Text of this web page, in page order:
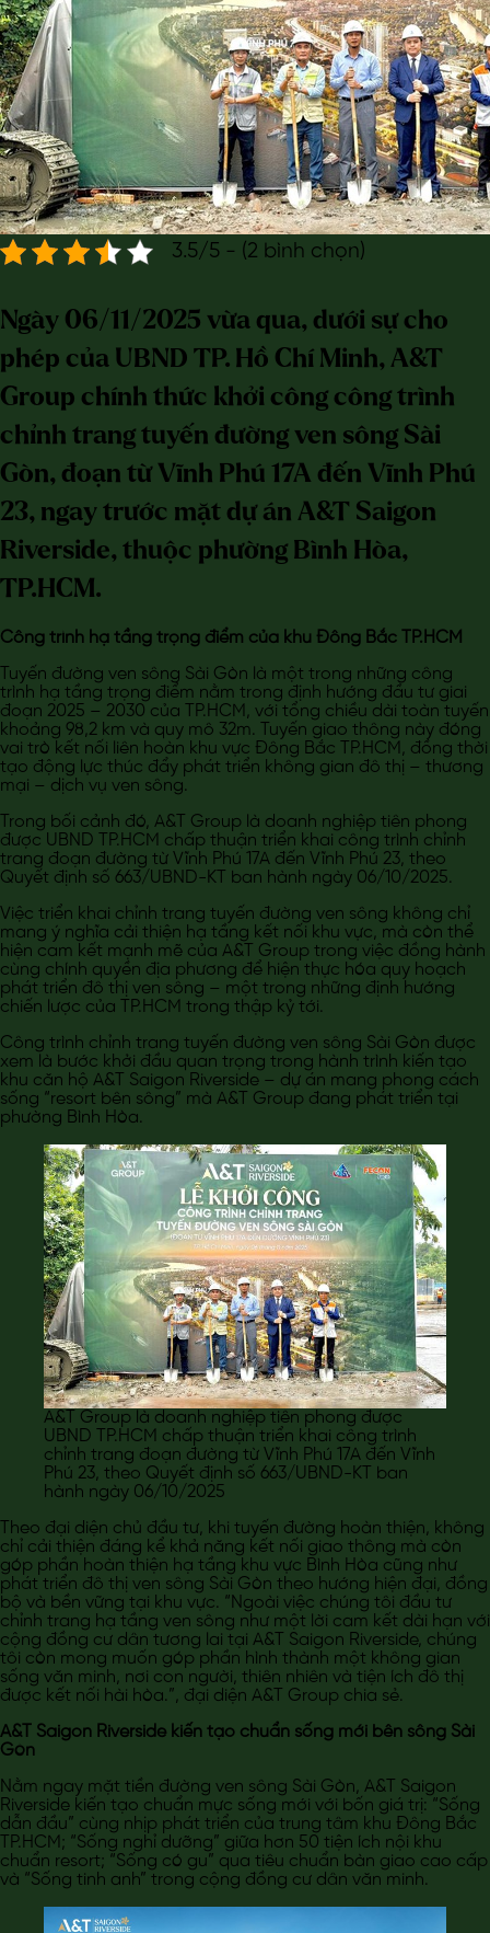
3.5/5 - (2 bình chọn)
Ngày 06/11/2025 vừa qua, dưới sự cho
phép của UBND TP. Hồ Chí Minh, A&T
Group chính thức khởi công công trình
chỉnh trang tuyến đường ven sông Sài
Gòn, đoạn từ Vĩnh Phú 17A đến Vĩnh Phú
23, ngay trước mặt dự án A&T Saigon
Riverside, thuộc phường Bình Hòa,
TP.HCM.
Công trình hạ tầng trọng điểm của khu Đông Bắc TP.HCM
Tuyến đường ven sông Sài Gòn là một trong những công
trình hạ tầng trọng điểm nằm trong định hướng đầu tư giai
đoạn 2025 – 2030 của TP.HCM, với tổng chiều dài toàn tuyến
khoảng 98,2 km và quy mô 32m. Tuyến giao thông này đóng
vai trò kết nối liên hoàn khu vực Đông Bắc TP.HCM, đồng thời
tạo động lực thúc đẩy phát triển không gian đô thị – thương
mại – dịch vụ ven sông.
Trong bối cảnh đó, A&T Group là doanh nghiệp tiên phong
được UBND TP.HCM chấp thuận triển khai công trình chỉnh
trang đoạn đường từ Vĩnh Phú 17A đến Vĩnh Phú 23, theo
Quyết định số 663/UBND-KT ban hành ngày 06/10/2025.
Việc triển khai chỉnh trang tuyến đường ven sông không chỉ
mang ý nghĩa cải thiện hạ tầng kết nối khu vực, mà còn thể
hiện cam kết mạnh mẽ của A&T Group trong việc đồng hành
cùng chính quyền địa phương để hiện thực hóa quy hoạch
phát triển đô thị ven sông – một trong những định hướng
chiến lược của TP.HCM trong thập kỷ tới.
Công trình chỉnh trang tuyến đường ven sông Sài Gòn được
xem là bước khởi đầu quan trọng trong hành trình kiến tạo
khu căn hộ A&T Saigon Riverside – dự án mang phong cách
sống “resort bên sông” mà A&T Group đang phát triển tại
phường Bình Hòa.
A&T Group là doanh nghiệp tiên phong được
UBND TP.HCM chấp thuận triển khai công trình
chỉnh trang đoạn đường từ Vĩnh Phú 17A đến Vĩnh
Phú 23, theo Quyết định số 663/UBND-KT ban
hành ngày 06/10/2025
Theo đại diện chủ đầu tư, khi tuyến đường hoàn thiện, không
chỉ cải thiện đáng kể khả năng kết nối giao thông mà còn
góp phần hoàn thiện hạ tầng khu vực Bình Hòa cũng như
phát triển đô thị ven sông Sài Gòn theo hướng hiện đại, đồng
bộ và bền vững tại khu vực. “Ngoài việc chúng tôi đầu tư
chỉnh trang hạ tầng ven sông như một lời cam kết dài hạn với
cộng đồng cư dân tương lai tại A&T Saigon Riverside, chúng
tôi còn mong muốn góp phần hình thành một không gian
sống văn minh, nơi con người, thiên nhiên và tiện ích đô thị
được kết nối hài hòa.”, đại diện A&T Group chia sẻ.
A&T Saigon Riverside kiến tạo chuẩn sống mới bên sông Sài
Gòn
Nằm ngay mặt tiền đường ven sông Sài Gòn, A&T Saigon
Riverside kiến tạo chuẩn mực sống mới với bốn giá trị: “Sống
dẫn đầu” cùng nhịp phát triển của trung tâm khu Đông Bắc
TP.HCM; “Sống nghỉ dưỡng” giữa hơn 50 tiện ích nội khu
chuẩn resort; “Sống có gu” qua tiêu chuẩn bàn giao cao cấp
và “Sống tinh anh” trong cộng đồng cư dân văn minh.